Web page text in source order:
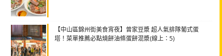
【中山區錦州街美食宵夜】曾家豆漿 超人氣排隊葡式蛋
塔！菜單推薦必點燒餅油條蛋餅混漿(線上：5)